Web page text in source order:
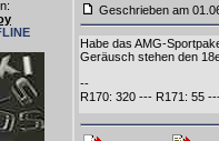
:
Geschrieben am
Habe das AMG-
Geräusch stehen den
--
R170: 320 --- R171: 55